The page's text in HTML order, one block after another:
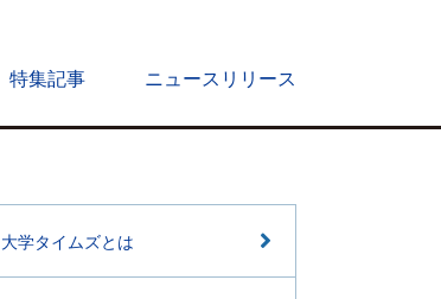
特集記事 ニュースリリース
大学タイムズとは